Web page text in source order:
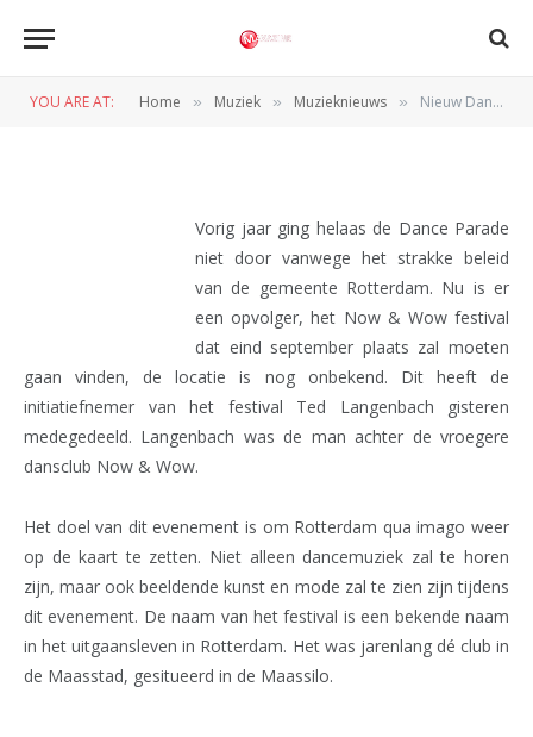
YOU ARE AT: Home » Muziek » Muzieknieuws » Nieuw Dance Festival Rotterdam
Nieuw Dance Festival
Vorig jaar ging helaas de Dance Parade
niet door vanwege het strakke beleid
van de gemeente Rotterdam. Nu is er
een opvolger, het Now & Wow festival
dat eind september plaats zal moeten
gaan vinden, de locatie is nog onbekend. Dit heeft de
initiatiefnemer van het festival Ted Langenbach gisteren
medegedeeld. Langenbach was de man achter de vroegere
dansclub Now & Wow.
Het doel van dit evenement is om Rotterdam qua imago weer
op de kaart te zetten. Niet alleen dancemuziek zal te horen
zijn, maar ook beeldende kunst en mode zal te zien zijn tijdens
dit evenement. De naam van het festival is een bekende naam
in het uitgaansleven in Rotterdam. Het was jarenlang dé club in
de Maasstad, gesitueerd in de Maassilo.